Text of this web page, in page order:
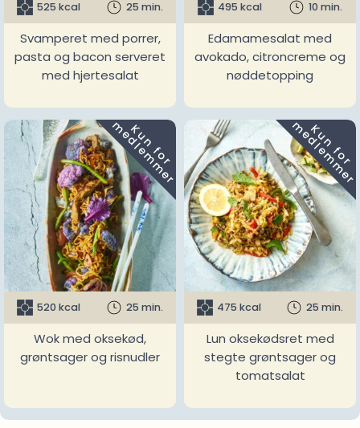
525 kcal 25 min.
Svamperet med porrer,
pasta og bacon serveret
med hjertesalat
495 kcal 10 min.
Edamamesalat med
avokado, citroncreme og
nøddetopping
K
u
n
f
o
r
m
e
d
l
e
m
m
e
r
520 kcal 25 min.
Wok med oksekød,
grøntsager og risnudler
K
u
n
f
o
r
m
e
d
l
e
m
m
e
r
475 kcal 25 min.
Lun oksekødsret med
stegte grøntsager og
tomatsalat